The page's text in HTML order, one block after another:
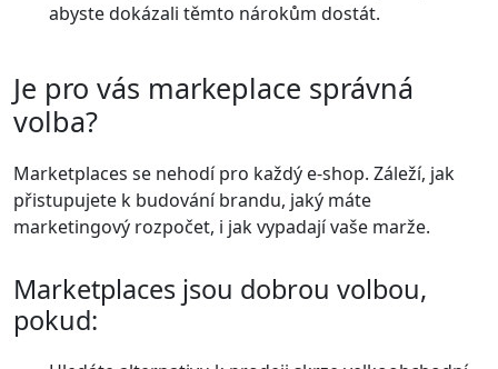
abyste dokázali těmto nárokům dostát.
Je pro vás markeplace správná
volba?
Marketplaces se nehodí pro každý e-shop. Záleží, jak
přistupujete k budování brandu, jaký máte
marketingový rozpočet, i jak vypadají vaše marže.
Marketplaces jsou dobrou volbou,
pokud: